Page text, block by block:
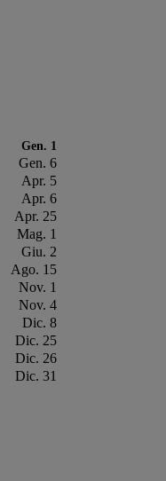
Gen. 1
Gen. 6
Apr. 5
Apr. 6
Apr. 25
Mag. 1
Giu. 2
Ago. 15
Nov. 1
Nov. 4
Dic. 8
Dic. 25
Dic. 26
Dic. 31